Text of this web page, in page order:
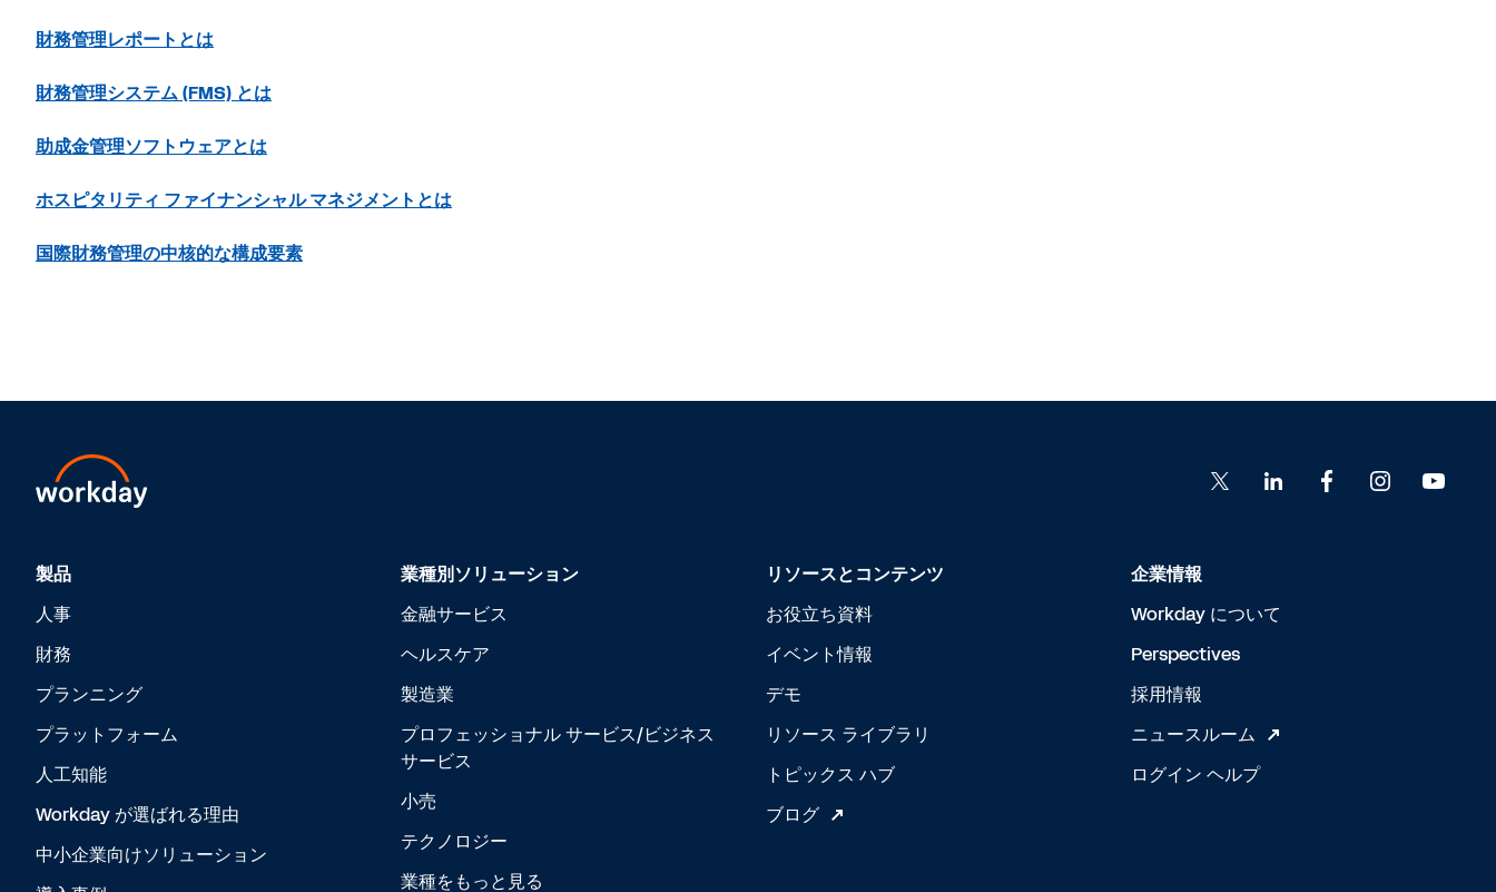
財務管理レポートとは
財務管理システム (FMS) とは
助成金管理ソフトウェアとは
ホスピタリティ ファイナンシャル マネジメントとは
国際財務管理の中核的な構成要素
製品
人事
財務
プランニング
プラットフォーム
人工知能
Workday が選ばれる理由
中小企業向けソリューション
業種別ソリューション
金融サービス
ヘルスケア
製造業
プロフェッショナル サービス/ビジネス
サービス
小売
テクノロジー
業種をもっと見る
リソースとコンテンツ
お役立ち資料
イベント情報
デモ
リソース ライブラリ
トピックス ハブ
ブログ
企業情報
Workday について
Perspectives
採用情報
ニュースルーム
ログイン ヘルプ